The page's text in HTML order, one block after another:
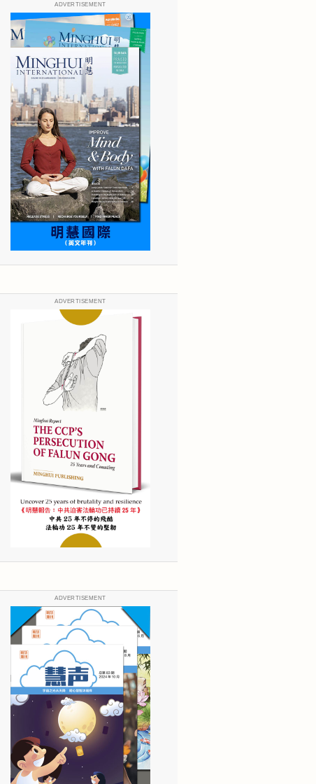
ADVERTISEMENT
ADVERTISEMENT
ADVERTISEMENT